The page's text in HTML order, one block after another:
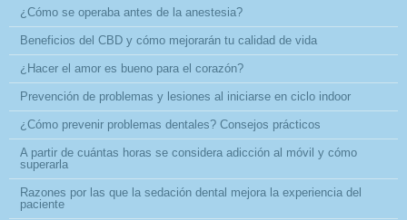
¿Cómo se operaba antes de la anestesia?
Beneficios del CBD y cómo mejorarán tu calidad de vida
¿Hacer el amor es bueno para el corazón?
Prevención de problemas y lesiones al iniciarse en ciclo indoor
¿Cómo prevenir problemas dentales? Consejos prácticos
A partir de cuántas horas se considera adicción al móvil y cómo
superarla
Razones por las que la sedación dental mejora la experiencia del
paciente